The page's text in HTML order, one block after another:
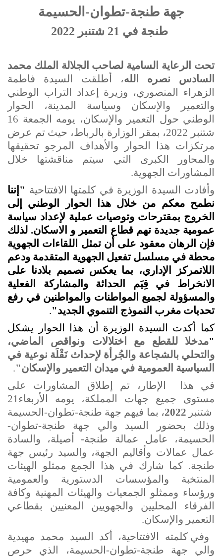
جهة طنجة-تطوان-الحسيمة
طنجة في 21 شتنبر 2022
تحت الرعاية السامية لصاحب الجلالة الملك محمد
السادس نصره الله، أطلقت السيدة فاطمة
الزهراء المنصوري، وزيرة إعداد التراب الوطني
والتعمير والإسكان وسياسة المدينة، الحوار
الوطني حول التعمير والإسكان، يومه الجمعة 16
شتنبر 2022، بمقر الوزارة بالرباط، حيث تم عرض
مرتكزات هذا الحوار والأهداف المرجو تحقيقها
والمحاور الكبرى التي سيتم مناقشتها خلال
المشاورات الجهوية.
وأفادت السيدة الوزيرة في كلمتها الافتتاحية "إننا
نطمح معكم من خلال هذا الحوار الوطني إلى
الخروج بمقترحات وتوصيات عملية لإعداد سياسة
عمومية جديدة تهم قطاع التعمير و الاسكان. لذلك
فإن الرهان معقود على أن تمثل اللقاءات الجهوية
محطة في مسلسل تفعيل الجهوية المتقدمة ودعم
اللاتمركز الإداري، بما يعكس تصميم بلادنا على
الانخراط في قِيَم الحداثة والمشاركة الفعلية
والمسؤولة لجميع المواطنات والمواطنين في رفع
تحديات مغرب النموذج التنموي الجديد".
كما أكدت السيدة الوزيرة أن هذا الحوار يشكل
"مدخلا للقطع مع اختلالات ونواقص الماضي،
والتحلي بالشجاعة والجُرأة لإحداث نَقْلَة نوعية في
السياسية العمومية في ميدان التعمير والإسكان".
في هذا الإطار، تم إطلاق المشاورات على
مستوى جميع جهات المملكة، يومه الأربعاء21
شتنبر 2022، بما فيهم جهة طنجة-تطوان-الحسيمة
وذلك بحضور السيد والي جهة طنجة-تطوان-
الحسيمة، عامل عمالة طنجة- أصيلة، والسادة
عمال عمالات وأقاليم الجهة، والسيد رئيس جهة
طنجة. كما شارك في هذا الجمع ممثلو الهيئات
المنتخبة والمؤسسات الدستورية والعمومية
ورؤساء وممثلو الجمعيات والهيئات المهنية وكافة
الفرقاء المحليين والجهويين المعنيين بقطاعي
التعمير والإسكان.
وفي كلمته الافتتاحية، أكد السيد محمد مهيدية
والي جهة طنجة-تطوان-الحسيمة، الذي حرص